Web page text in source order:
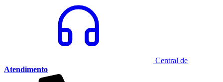
Central de
Atendimento